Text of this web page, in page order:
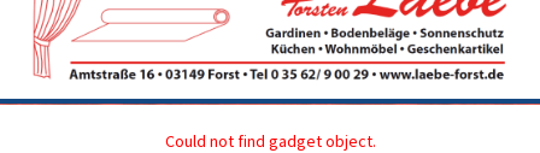
Could not find gadget object.